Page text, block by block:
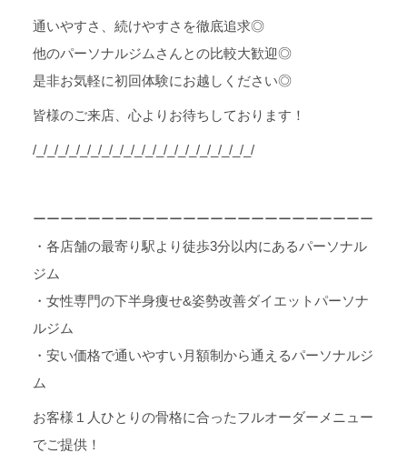
通いやすさ、続けやすさを徹底追求◎
他のパーソナルジムさんとの比較大歓迎◎
是非お気軽に初回体験にお越しください◎
皆様のご来店、心よりお待ちしております！
/_/_/_/_/_/_/_/_/_/_/_/_/_/_/_/_/_/_/_/_/
ーーーーーーーーーーーーーーーーーーーーーーーーー
・各店舗の最寄り駅より徒歩3分以内にあるパーソナル
ジム
・女性専門の下半身痩せ&姿勢改善ダイエットパーソナ
ルジム
・安い価格で通いやすい月額制から通えるパーソナルジ
ム
お客様１人ひとりの骨格に合ったフルオーダーメニュー
でご提供！